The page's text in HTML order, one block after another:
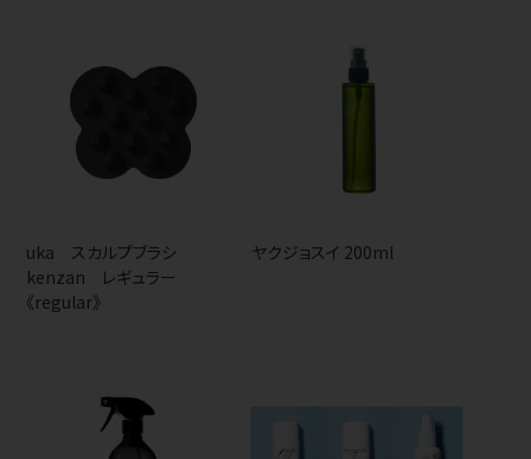
uka スカルプブラシ
kenzan レギュラー
《regular》
ヤクジョスイ 200ml